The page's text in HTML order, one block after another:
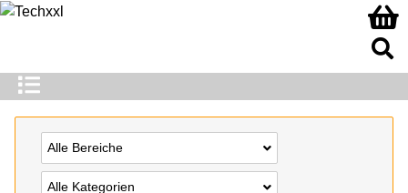
Alle Bereiche
Alle Kategorien